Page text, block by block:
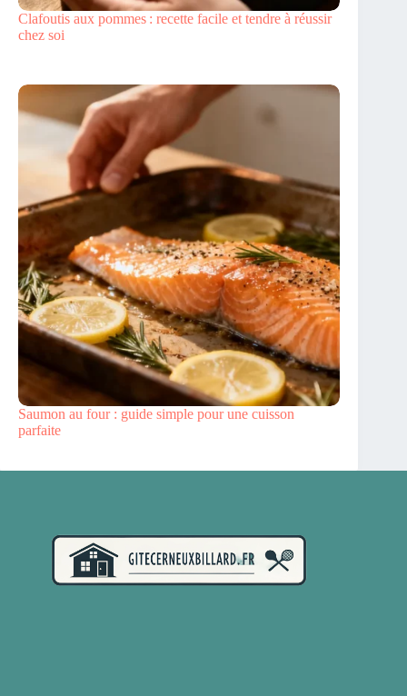
Clafoutis aux pommes : recette facile et tendre à réussir
chez soi
Saumon au four : guide simple pour une cuisson
parfaite